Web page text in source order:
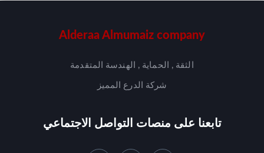
Alderaa Almumaiz company
الثقة , الحماية , الهندسة المتقدمة
شركة الدرع المميز
تابعنا على منصات التواصل الاجتماعي